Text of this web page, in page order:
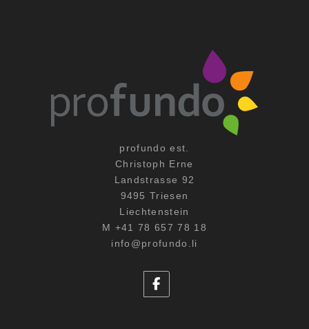
profundo est.
Christoph Erne
Landstrasse 92
9495 Triesen
Liechtenstein
M +41 78 657 78 18
info@profundo.li